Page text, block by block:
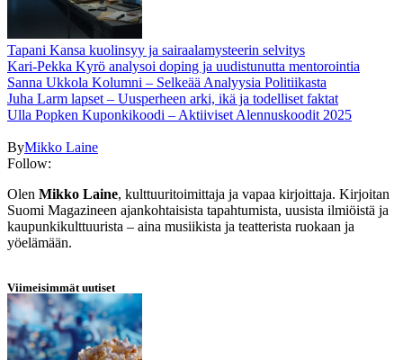
Tapani Kansa kuolinsyy ja sairaalamysteerin selvitys
Kari-Pekka Kyrö analysoi doping ja uudistunutta mentorointia
Sanna Ukkola Kolumni – Selkeää Analyysia Politiikasta
Juha Larm lapset – Uusperheen arki, ikä ja todelliset faktat
Ulla Popken Kuponkikoodi – Aktiiviset Alennuskoodit 2025
ByMikko Laine
Follow:
Olen Mikko Laine, kulttuuritoimittaja ja vapaa kirjoittaja. Kirjoitan
Suomi Magazineen ajankohtaisista tapahtumista, uusista ilmiöistä ja
kaupunkikulttuurista – aina musiikista ja teatterista ruokaan ja
yöelämään.
Viimeisimmät uutiset